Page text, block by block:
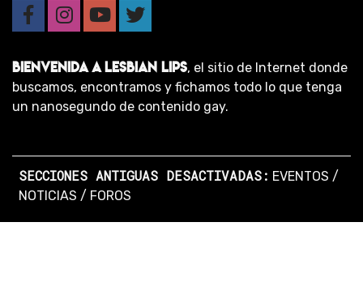
BIENVENIDA A LESBIAN LIPS, el sitio de Internet donde
buscamos, encontramos y fichamos todo lo que tenga
un nanosegundo de contenido gay.
SECCIONES ANTIGUAS DESACTIVADAS: EVENTOS /
NOTICIAS / FOROS